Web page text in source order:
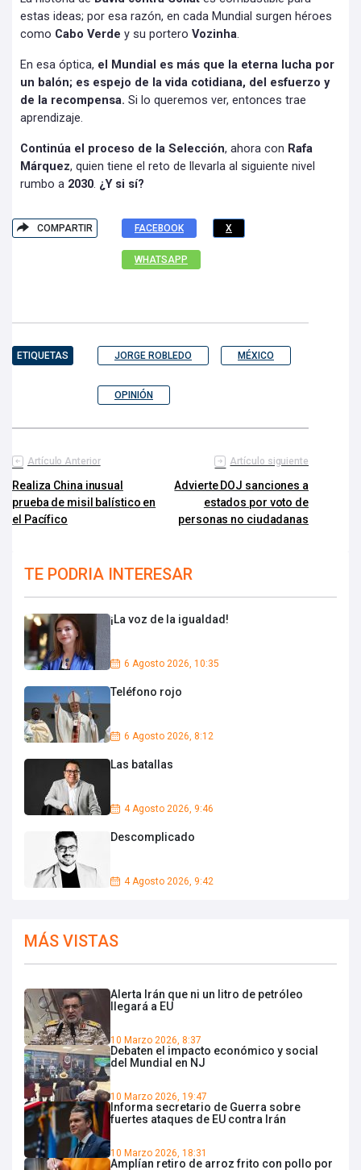
estas ideas; por esa razón, en cada Mundial surgen héroes
como Cabo Verde y su portero Vozinha.
En esa óptica, el Mundial es más que la eterna lucha por
un balón; es espejo de la vida cotidiana, del esfuerzo y
de la recompensa. Si lo queremos ver, entonces trae
aprendizaje.
Continúa el proceso de la Selección, ahora con Rafa
Márquez, quien tiene el reto de llevarla al siguiente nivel
rumbo a 2030. ¿Y si sí?
COMPARTIR FACEBOOK X
WHATSAPP
ETIQUETAS JORGE ROBLEDO MÉXICO
OPINIÓN
Artículo Anterior
Realiza China inusual
prueba de misil balístico en
el Pacífico
Artículo siguiente
Advierte DOJ sanciones a
estados por voto de
personas no ciudadanas
TE PODRIA INTERESAR
¡La voz de la igualdad!
6 Agosto 2026, 10:35
Teléfono rojo
6 Agosto 2026, 8:12
Las batallas
4 Agosto 2026, 9:46
Descomplicado
4 Agosto 2026, 9:42
MÁS VISTAS
Alerta Irán que ni un litro de petróleo
llegará a EU
10 Marzo 2026, 8:37
Debaten el impacto económico y social
del Mundial en NJ
10 Marzo 2026, 19:47
Informa secretario de Guerra sobre
fuertes ataques de EU contra Irán
10 Marzo 2026, 18:31
Amplían retiro de arroz frito con pollo por